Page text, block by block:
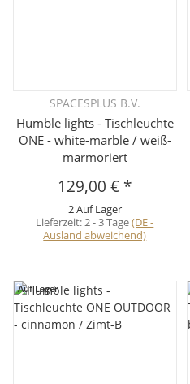
SPACESPLUS B.V.
Humble lights - Tischleuchte
ONE - white-marble / weiß-
marmoriert
129,00 € *
2 Auf Lager
Lieferzeit:2 - 3 Tage(DE -
Ausland abweichend)
Auf Lager